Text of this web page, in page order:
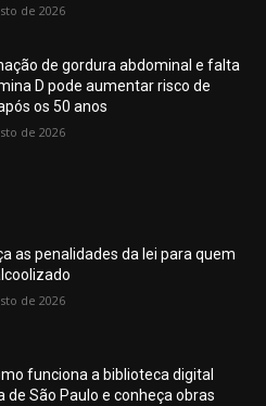
de 2026
de gordura abdominal e falta
D pode aumentar risco de
os 50 anos
de 2026
as penalidades da lei para quem
de 2026
funciona a biblioteca digital
de São Paulo e conheça obras